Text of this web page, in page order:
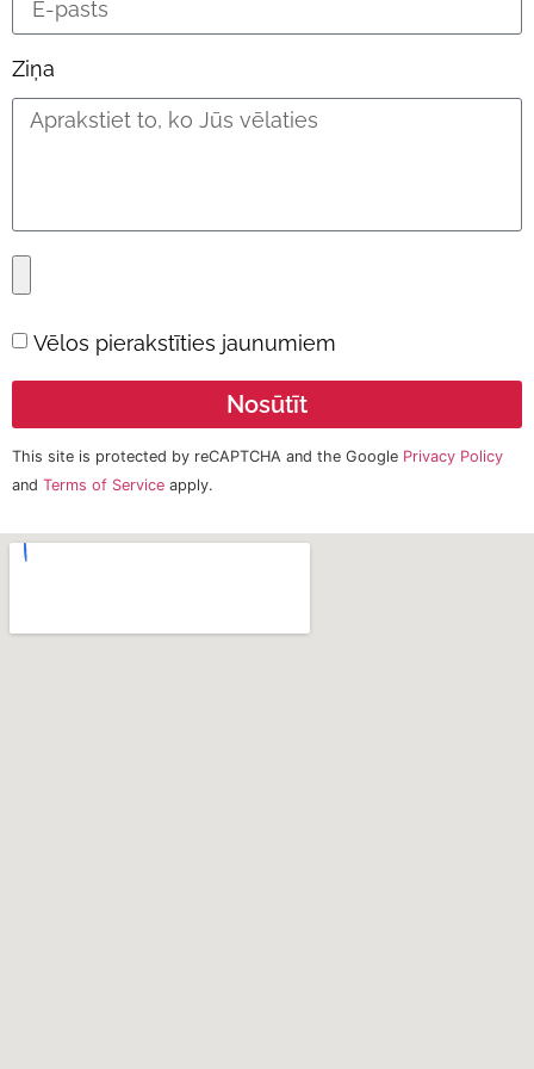
Ziņa
Vēlos pierakstīties jaunumiem
Nosūtīt
This site is protected by reCAPTCHA and the Google Privacy Policy
and Terms of Service apply.